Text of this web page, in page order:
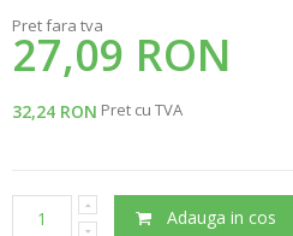
Pret fara tva
27,09 RON
32,24 RON Pret cu TVA
Adauga in cos